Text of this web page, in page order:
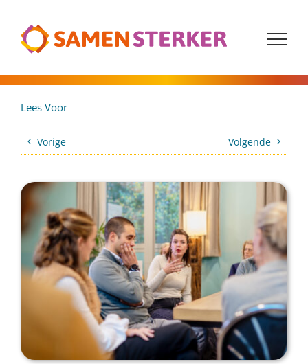
a
Lees Voor
Vorige Volgende